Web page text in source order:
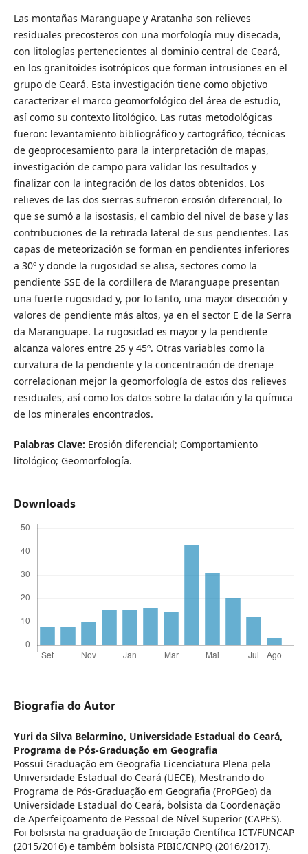
Las montañas Maranguape y Aratanha son relieves
residuales precosteros con una morfología muy disecada,
con litologías pertenecientes al dominio central de Ceará,
en los granitoides isotrópicos que forman intrusiones en el
grupo de Ceará. Esta investigación tiene como objetivo
caracterizar el marco geomorfológico del área de estudio,
así como su contexto litológico. Las rutas metodológicas
fueron: levantamiento bibliográfico y cartográfico, técnicas
de geoprocesamiento para la interpretación de mapas,
investigación de campo para validar los resultados y
finalizar con la integración de los datos obtenidos. Los
relieves de las dos sierras sufrieron erosión diferencial, lo
que se sumó a la isostasis, el cambio del nivel de base y las
contribuciones de la retirada lateral de sus pendientes. Las
capas de meteorización se forman en pendientes inferiores
a 30º y donde la rugosidad se alisa, sectores como la
pendiente SSE de la cordillera de Maranguape presentan
una fuerte rugosidad y, por lo tanto, una mayor disección y
valores de pendiente más altos, ya en el sector E de la Serra
da Maranguape. La rugosidad es mayor y la pendiente
alcanza valores entre 25 y 45º. Otras variables como la
curvatura de la pendiente y la concentración de drenaje
correlacionan mejor la geomorfología de estos dos relieves
residuales, así como los datos sobre la datación y la química
de los minerales encontrados.
Palabras Clave: Erosión diferencial; Comportamiento
litológico; Geomorfología.
Downloads
Biografia do Autor
Yuri da Silva Belarmino, Universidade Estadual do Ceará,
Programa de Pós-Graduação em Geografia
Possui Graduação em Geografia Licenciatura Plena pela
Universidade Estadual do Ceará (UECE), Mestrando do
Programa de Pós-Graduação em Geografia (ProPGeo) da
Universidade Estadual do Ceará, bolsista da Coordenação
de Aperfeiçoamento de Pessoal de Nível Superior (CAPES).
Foi bolsista na graduação de Iniciação Científica ICT/FUNCAP
(2015/2016) e também bolsista PIBIC/CNPQ (2016/2017).